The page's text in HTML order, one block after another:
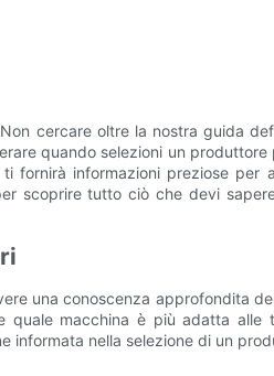
cercare oltre la nostra guida
quando selezioni un
informazioni preziose per
scoprire tutto ciò che devi
una conoscenza approfondita
macchina è più adatta
informata nella selezione di un